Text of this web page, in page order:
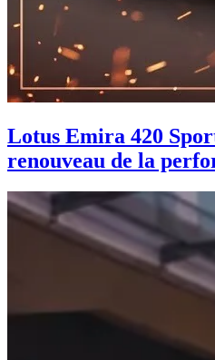
Lotus Emira 420
renouveau de la